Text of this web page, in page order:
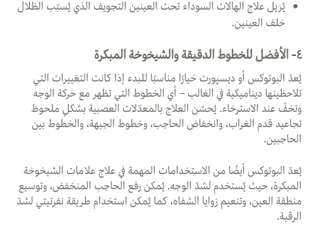
يُزيل علاج الهالات السوداء تحت العينين التجويف الذي يُسبّب الظلال
خلف العينين.
٤- الأفضل للخطوط الدقيقة والشيخوخة المبكرة
يُعدّ البوتوكس أو ديسپورت خيارًا مناسبًا للبدء إذا كانت التغييرات التي
تلاحظينها ديناميكية في الغالب – أي الخطوط التي تظهر مع حركة الوجه
وتخفّ عند الاسترخاء. يُحسّن العلاج بالمعدّلات العصبية بشكلٍ ملحوظ
تجاعيد قدم الغراب، وانخفاض الحاجب، وخطوط الجبهة، والخطوط بين
الحاجبين.
يُعدّ البوتوكس أيضًا من الاستخدامات المهمة في علاج علامات الشيخوخة
المبكرة، حيث يُستخدم لشدّ الوجه. يُمكن رفع الحاجب المنخفض، وتوسيع
منطقة العين، وتنعيم زوايا الشفاه، كما يُمكن استخدام طريقة نفرتيتي لشدّ
الرقبة.